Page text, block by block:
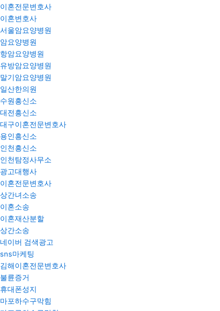
이혼전문변호사
이혼변호사
서울암요양병원
암요양병원
항암요양병원
유방암요양병원
말기암요양병원
일산한의원
수원흥신소
대전흥신소
대구이혼전문변호사
용인흥신소
인천흥신소
인천탐정사무소
광고대행사
이혼전문변호사
상간녀소송
이혼소송
이혼재산분할
상간소송
네이버 검색광고
sns마케팅
김해이혼전문변호사
불륜증거
휴대폰성지
마포하수구막힘